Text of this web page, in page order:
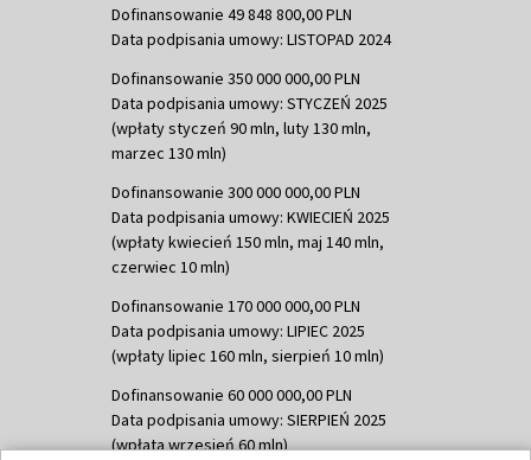
Dofinansowanie 49 848 800,00 PLN
Data podpisania umowy: LISTOPAD 2024
Dofinansowanie 350 000 000,00 PLN
Data podpisania umowy: STYCZEŃ 2025
(wpłaty styczeń 90 mln, luty 130 mln,
marzec 130 mln)
Dofinansowanie 300 000 000,00 PLN
Data podpisania umowy: KWIECIEŃ 2025
(wpłaty kwiecień 150 mln, maj 140 mln,
czerwiec 10 mln)
Dofinansowanie 170 000 000,00 PLN
Data podpisania umowy: LIPIEC 2025
(wpłaty lipiec 160 mln, sierpień 10 mln)
Dofinansowanie 60 000 000,00 PLN
Data podpisania umowy: SIERPIEŃ 2025
(wpłata wrzesień 60 mln)